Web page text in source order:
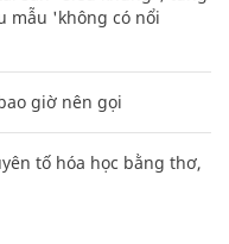
mẫu 'không có nổi
giờ nên gọi
tố hóa học bằng thơ,